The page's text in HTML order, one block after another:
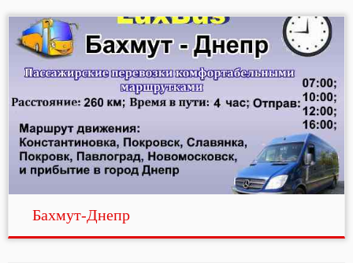
Бахмут-Днепр